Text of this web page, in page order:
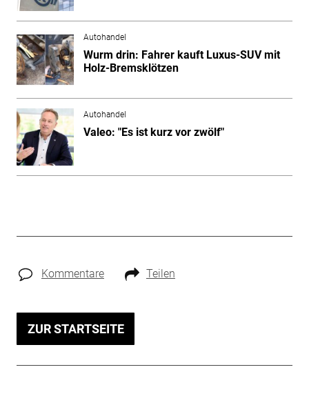
Autohandel
Wurm drin: Fahrer kauft Luxus-SUV mit
Holz-Bremsklötzen
Autohandel
Valeo: "Es ist kurz vor zwölf"
Kommentare Teilen
ZUR STARTSEITE